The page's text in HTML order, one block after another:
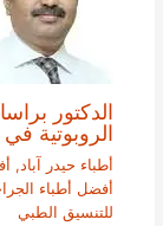
الدكتور
الروبوتية في
أطباء حيدر آباد,
أفضل أطباء
للتنسيق الطبي